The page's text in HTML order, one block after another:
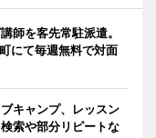
師を客先常駐派遣。
にて毎週無料で対面
キャンプ、レッスン
索や部分リピートな